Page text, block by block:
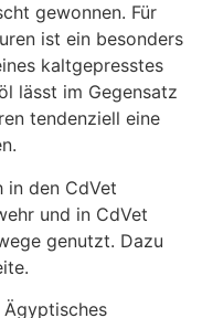
gewonnen. Für
ist ein besonders
kaltgepresstes
lässt im Gegensatz
tendenziell eine
in den CdVet
und in CdVet
genutzt. Dazu
Ägyptisches